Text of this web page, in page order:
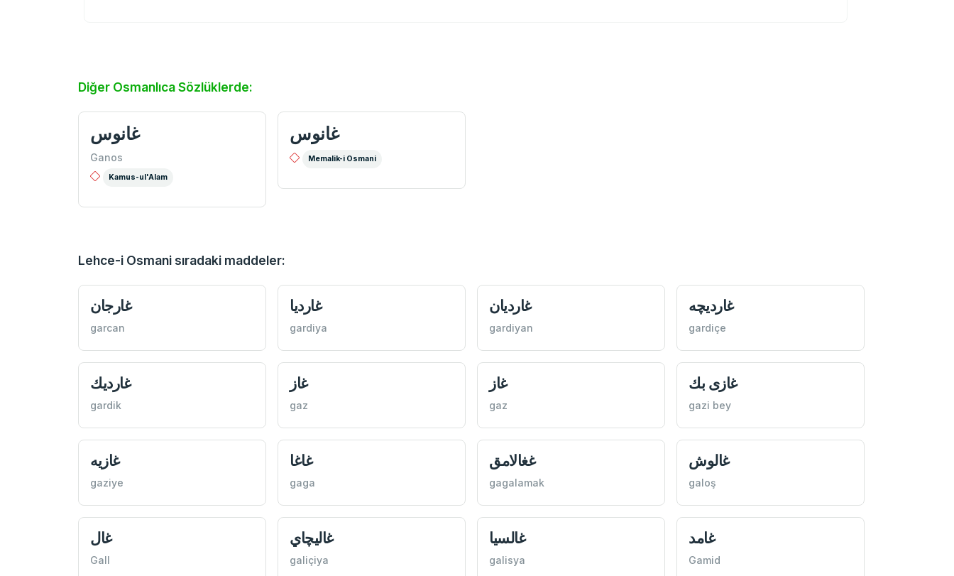
Diğer Osmanlıca Sözlüklerde:
غانوس
Ganos
Kamus-ul'Alam
غانوس
Memalik-i Osmani
Lehce-i Osmani sıradaki maddeler:
غارجان
garcan
غارديا
gardiya
غارديان
gardiyan
غارديچه
gardiçe
غارديك
gardik
غاز
gaz
غاز
gaz
غازی بك
gazi bey
غازيه
gaziye
غاغا
gaga
غغالامق
gagalamak
غالوش
galoş
غال
Gall
غاليچاي
galiçiya
غالسيا
galisya
غامد
Gamid